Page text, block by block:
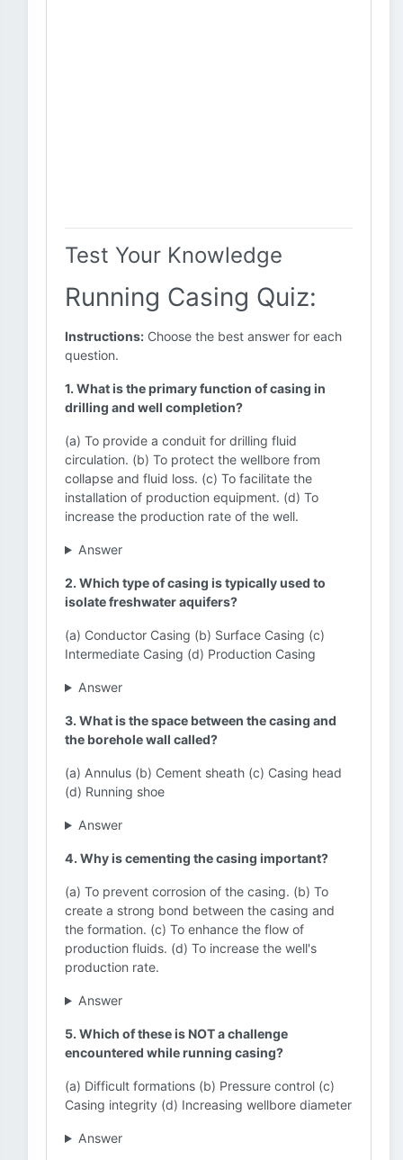
Test Your Knowledge
Running Casing Quiz:
Instructions: Choose the best answer for each
question.
1. What is the primary function of casing in
drilling and well completion?
(a) To provide a conduit for drilling fluid
circulation. (b) To protect the wellbore from
collapse and fluid loss. (c) To facilitate the
installation of production equipment. (d) To
increase the production rate of the well.
Answer
2. Which type of casing is typically used to
isolate freshwater aquifers?
(a) Conductor Casing (b) Surface Casing (c)
Intermediate Casing (d) Production Casing
Answer
3. What is the space between the casing and
the borehole wall called?
(a) Annulus (b) Cement sheath (c) Casing head
(d) Running shoe
Answer
4. Why is cementing the casing important?
(a) To prevent corrosion of the casing. (b) To
create a strong bond between the casing and
the formation. (c) To enhance the flow of
production fluids. (d) To increase the well's
production rate.
Answer
5. Which of these is NOT a challenge
encountered while running casing?
(a) Difficult formations (b) Pressure control (c)
Casing integrity (d) Increasing wellbore diameter
Answer